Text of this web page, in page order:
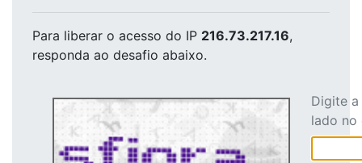
Para liberar o acesso do IP 216.73.217.16,
responda ao desafio abaixo.
Digite
lado no